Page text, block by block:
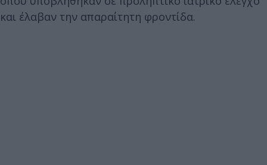
και έλαβαν την απαραίτητη φροντίδα.